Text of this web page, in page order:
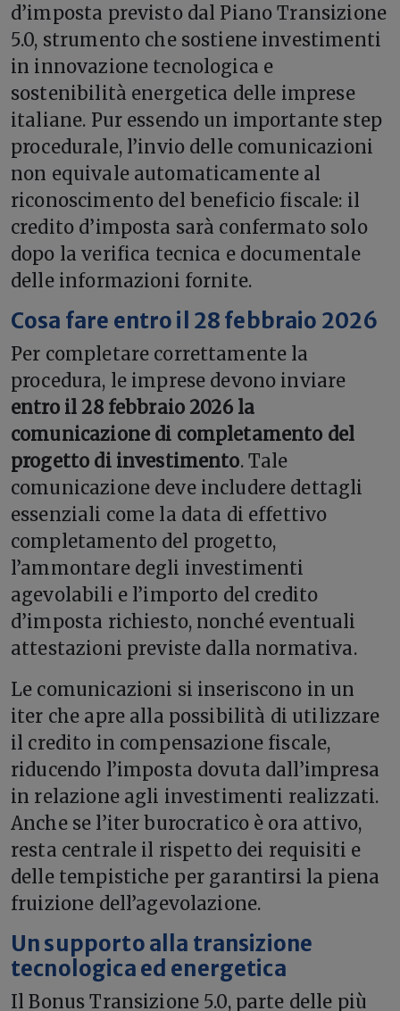
d’imposta previsto dal Piano Transizione
5.0, strumento che sostiene investimenti
in innovazione tecnologica e
sostenibilità energetica delle imprese
italiane. Pur essendo un importante step
procedurale, l’invio delle comunicazioni
non equivale automaticamente al
riconoscimento del beneficio fiscale: il
credito d’imposta sarà confermato solo
dopo la verifica tecnica e documentale
delle informazioni fornite.
Cosa fare entro il 28 febbraio 2026
Per completare correttamente la
procedura, le imprese devono inviare
entro il 28 febbraio 2026 la
comunicazione di completamento del
progetto di investimento. Tale
comunicazione deve includere dettagli
essenziali come la data di effettivo
completamento del progetto,
l’ammontare degli investimenti
agevolabili e l’importo del credito
d’imposta richiesto, nonché eventuali
attestazioni previste dalla normativa.
Le comunicazioni si inseriscono in un
iter che apre alla possibilità di utilizzare
il credito in compensazione fiscale,
riducendo l’imposta dovuta dall’impresa
in relazione agli investimenti realizzati.
Anche se l’iter burocratico è ora attivo,
resta centrale il rispetto dei requisiti e
delle tempistiche per garantirsi la piena
fruizione dell’agevolazione.
Un supporto alla transizione
tecnologica ed energetica
Il Bonus Transizione 5.0, parte delle più